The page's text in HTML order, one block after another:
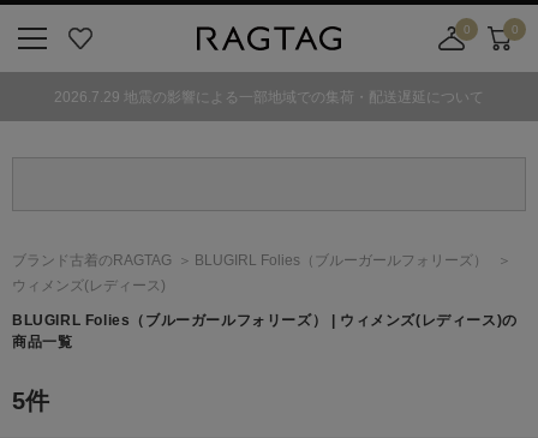
気
0
舗
カ
ト
0
2026.7.29 地震の影響による一部地域での集荷・配送遅延について
ブランド古着のRAGTAG BLUGIRL Folies （ブルーガールフォリーズ）
ウィメンズ(レディース)
BLUGIRL Folies （ブルーガールフォリーズ）
| ウィメンズ(レディース)の
商品一覧
5件